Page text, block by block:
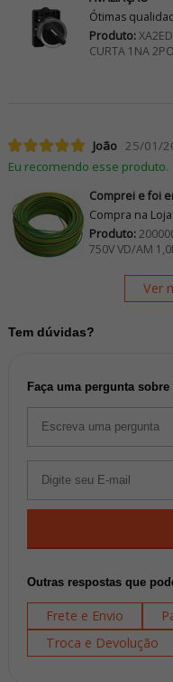
Ótimas
Produto:
CURTA 1NA
João 25/01/
Eu recomendo esse produto.
Comprei e foi
Compra na
Produto:
750V VD/AM
Ver
Tem dúvidas?
Faça uma pergunta
Outras respostas que
Frete e Envio
Troca e Devolução